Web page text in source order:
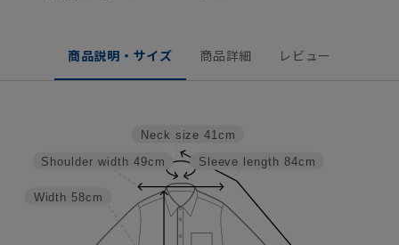
商品説明・サイズ 商品詳細 レビュー
Sleeve length 84cm
Neck size 41cm
Width 58cm
Shoulder width 49cm